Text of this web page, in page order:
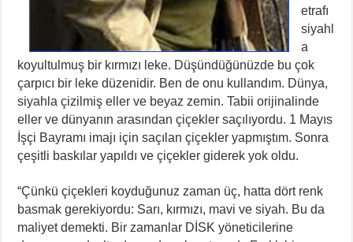
etrafı
siyahl
a
koyultulmuş bir kırmızı leke. Düşündüğünüzde bu çok
çarpıcı bir leke düzenidir. Ben de onu kullandım. Dünya,
siyahla çizilmiş eller ve beyaz zemin. Tabii orijinalinde
eller ve dünyanın arasından çiçekler saçılıyordu. 1 Mayıs
İşçi Bayramı imajı için saçılan çiçekler yapmıştım. Sonra
çeşitli baskılar yapıldı ve çiçekler giderek yok oldu.
“Çünkü çiçekleri koyduğunuz zaman üç, hatta dört renk
basmak gerekiyordu: Sarı, kırmızı, mavi ve siyah. Bu da
maliyet demekti. Bir zamanlar DİSK yöneticilerine